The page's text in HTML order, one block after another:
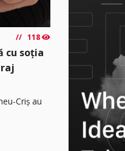
118
cu soția
Criș au